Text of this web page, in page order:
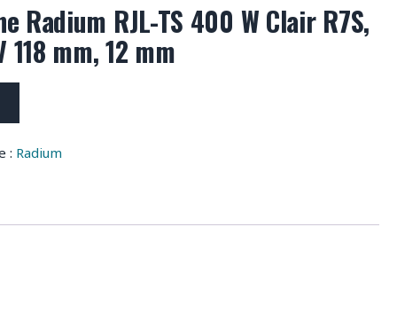
Radium RJL-TS 400 W Clair R7S,
mm, 12 mm
: Radium